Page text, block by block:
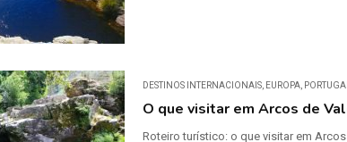
DESTINOS INTERNACIONAIS EUROPA PORTUGAL
O que visitar em Arcos de
Roteiro turístico: o que visitar em